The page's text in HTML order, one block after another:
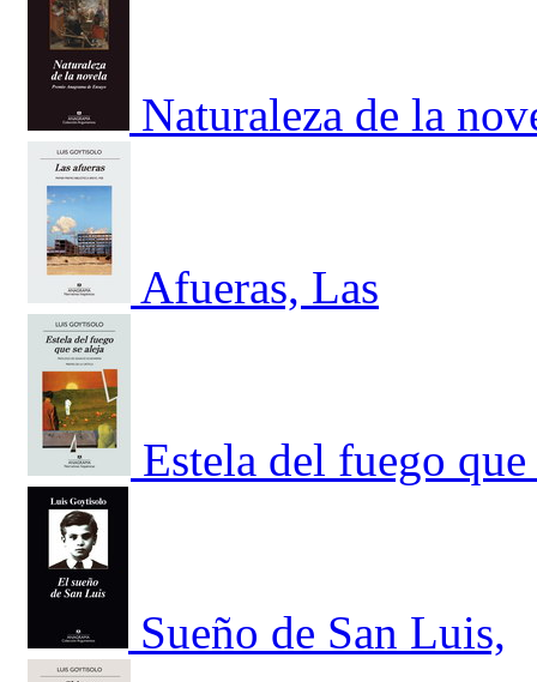
Naturaleza de la
Afueras, Las
Estela del fuego que
Sueño de San Luis,